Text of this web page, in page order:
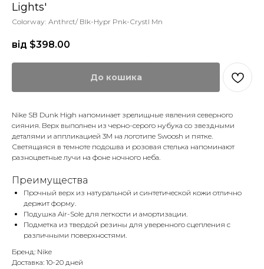
Lights'
Colorway: Anthrct/ Blk-Hypr Pnk-Crystl Mn
від $398.00
До кошика
Nike SB Dunk High напоминает зрелищные явления северного
сияния. Верх выполнен из черно-серого нубука со звездными
деталями и аппликацией 3M на логотипе Swoosh и пятке.
Светящаяся в темноте подошва и розовая стелька напоминают
разноцветные лучи на фоне ночного неба.
Преимущества
Прочный верх из натуральной и синтетической кожи отлично
держит форму.
Подушка Air-Sole для легкости и амортизации.
Подметка из твердой резины для уверенного сцепления с
различными поверхностями.
Бренд: Nike
Доставка: 10-20 дней